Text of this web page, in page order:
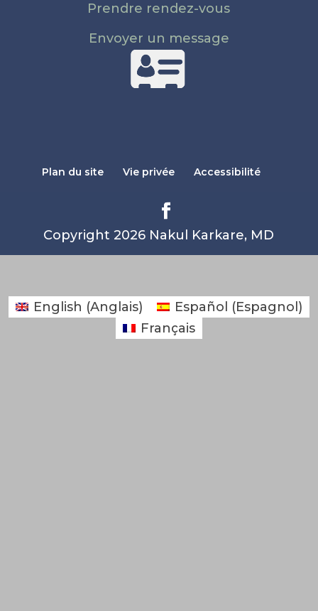
Prendre rendez-vous
Envoyer un message
Plan du site Vie privée Accessibilité
Copyright 2026 Nakul Karkare, MD
English (Anglais) Español (Espagnol )
Français